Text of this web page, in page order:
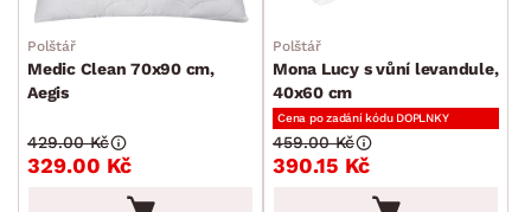
Koberce
Povlečení a prostěradla
Závěsy a žaluzie
Polštář
Medic Clean 70x90 cm,
Aegis
329.00 Kč
429.00 Kč
Polštář
Mona Lucy s vůní levandule,
40x60 cm
Cena po zadání kódu DOPLNKY
390.15 Kč
459.00 Kč